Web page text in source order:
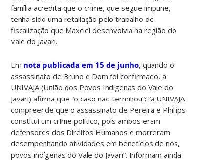
família acredita que o crime, que segue impune,
tenha sido uma retaliação pelo trabalho de
fiscalização que Maxciel desenvolvia na região do
Vale do Javari.
Em nota publicada em 15 de junho, quando o
assassinato de Bruno e Dom foi confirmado, a
UNIVAJA (União dos Povos Indígenas do Vale do
Javari) afirma que “o caso não terminou”: “a UNIVAJA
compreende que o assassinato de Pereira e Phillips
constitui um crime político, pois ambos eram
defensores dos Direitos Humanos e morreram
desempenhando atividades em benefícios de nós,
povos indígenas do Vale do Javari”. Informam ainda